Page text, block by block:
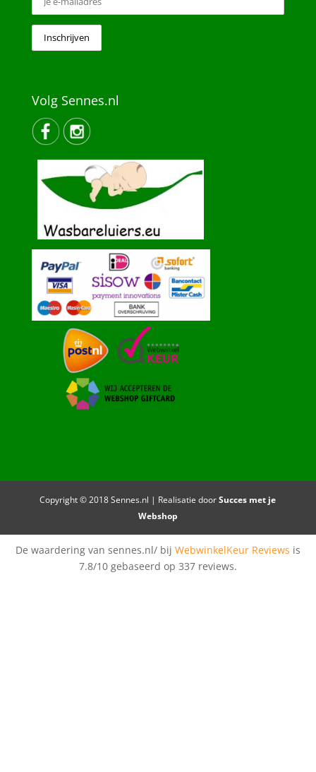
Volg Sennes.nl
Copyright © 2018 Sennes.nl | Realisatie doorSucces met je
Webshop
De waardering van sennes.nl/ bij WebwinkelKeur Reviews is
7.8/10 gebaseerd op 337 reviews.